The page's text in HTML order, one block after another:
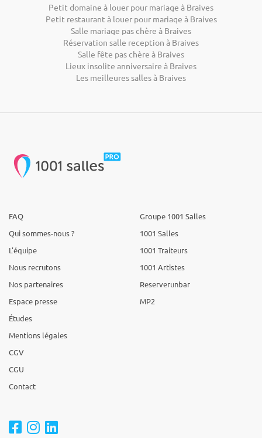
Petit domaine à louer pour mariage à Braives
Petit restaurant à louer pour mariage à Braives
Salle mariage pas chère à Braives
Réservation salle reception à Braives
Salle fête pas chère à Braives
Lieux insolite anniversaire à Braives
Les meilleures salles à Braives
FAQ
Qui sommes-nous ?
L'équipe
Nous recrutons
Nos partenaires
Espace presse
Études
Mentions légales
CGV
CGU
Contact
Groupe 1001 Salles
1001 Salles
1001 Traiteurs
1001 Artistes
Reserverunbar
MP2